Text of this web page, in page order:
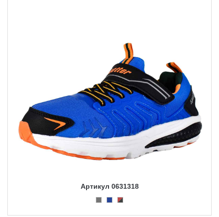
Артикул 0631318